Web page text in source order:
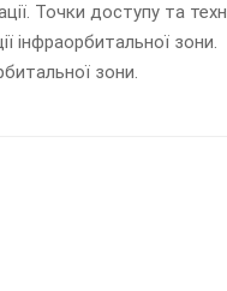
Точки доступу та
інфраорбитальної зони.
зони.